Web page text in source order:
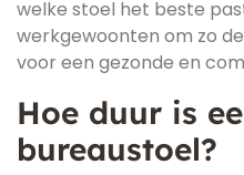
welke stoel het beste
werkgewoonten om zo
voor een gezonde en
Hoe duur is
bureaustoel?